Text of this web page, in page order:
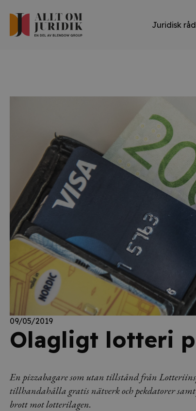
Juridisk
09/05/2019
Olagligt lotteri
En pizzabagare som utan tillstånd från
tillhandahålla gratis nätverk och pekdatorer
brott mot lotterilagen.